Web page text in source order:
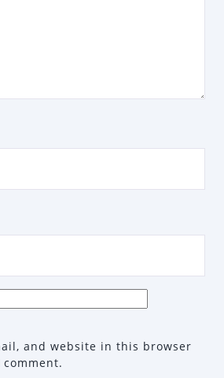
and website in this browser